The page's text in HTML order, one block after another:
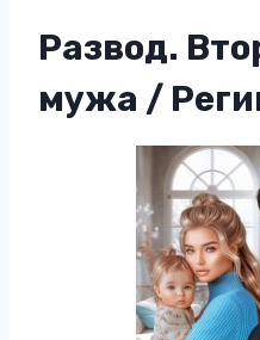
Развод.
мужа /